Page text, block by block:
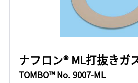
ナフロン® ML打抜きガ
TOMBO™ No. 9007-ML